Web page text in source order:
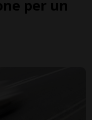
per un